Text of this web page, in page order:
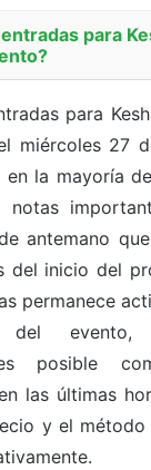
para
para
miércoles 27
la mayoría
notas
antemano
del inicio del
permanece
del
posible
las últimas
y el método